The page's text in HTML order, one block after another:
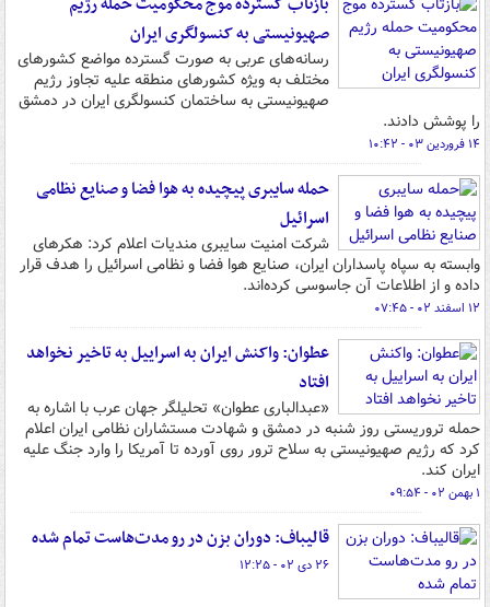
صهیونیستی به کنسولگری ایران
رسانه‌های عربی به صورت گسترده مواضع کشورهای
مختلف به ویژه کشورهای منطقه علیه تجاوز رژیم
صهیونیستی به ساختمان کنسولگری ایران در دمشق
را پوشش دادند.
۱۴ فروردین ۰۳ - ۱۰:۴۲
حمله سایبری پیچیده به هوا فضا و صنایع نظامی
اسرائیل
شرکت امنیت سایبری مندیات اعلام کرد: هکرهای
وابسته به سپاه پاسداران ایران، صنایع هوا فضا و نظامی اسرائیل را هدف قرار
داده و از اطلاعات آن جاسوسی کرده‌اند.
۱۲ اسفند ۰۲ - ۰۷:۴۵
عطوان: واکنش ایران به اسراییل به تاخیر نخواهد
افتاد
«عبدالباری عطوان» تحلیلگر جهان عرب با اشاره به
حمله تروریستی روز شنبه در دمشق و شهادت مستشاران نظامی ایران اعلام
کرد که رژیم صهیونیستی به سلاح ترور روی آورده تا آمریکا را وارد جنگ علیه
ایران کند.
۱ بهمن ۰۲ - ۰۹:۵۴
قالیباف: دوران بزن در رو مدت‌هاست تمام شده
۲۶ دی ۰۲ - ۱۲:۲۵